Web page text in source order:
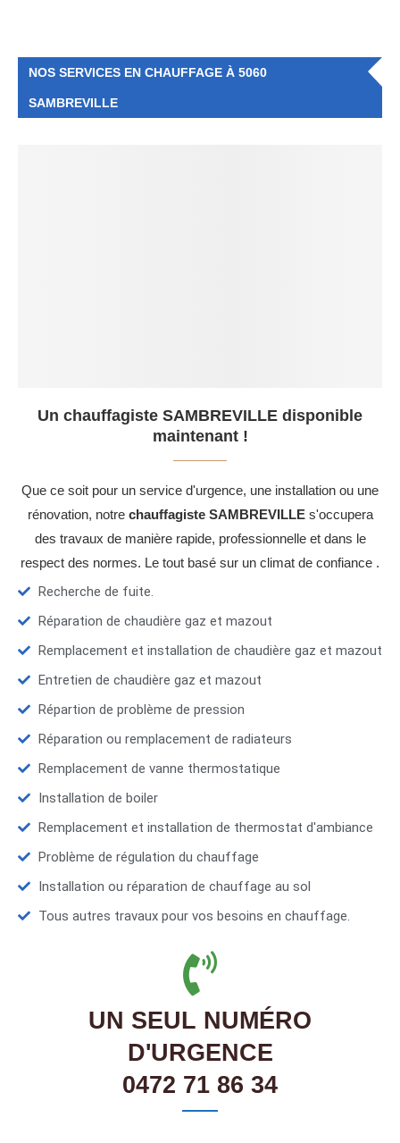
NOS SERVICES EN CHAUFFAGE À 5060
SAMBREVILLE
Un chauffagiste SAMBREVILLE disponible
maintenant !
Que ce soit pour un service d'urgence, une installation ou une
rénovation, notre chauffagiste SAMBREVILLEs'occupera
des travaux de manière rapide, professionnelle et dans le
respect des normes. Le tout basé sur un climat de confiance .
Recherche de fuite.
Réparation de chaudière gaz et mazout
Remplacement et installation de chaudière gaz et mazout
Entretien de chaudière gaz et mazout
Répartion de problème de pression
Réparation ou remplacement de radiateurs
Remplacement de vanne thermostatique
Installation de boiler
Remplacement et installation de thermostat d'ambiance
Problème de régulation du chauffage
Installation ou réparation de chauffage au sol
Tous autres travaux pour vos besoins en chauffage.
UN SEUL NUMÉRO
D'URGENCE
0472 71 86 34